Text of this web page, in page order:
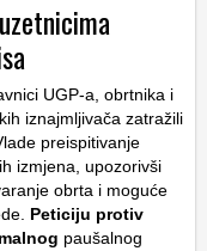
UGP-a, obrtnika i
iznajmljivača zatražili
preispitivanje
izmjena, upozorivši
obrta i moguće
Peticiju protiv
paušalnog